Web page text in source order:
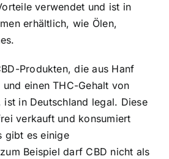
verwendet und ist in
erhältlich, wie Ölen,
Produkten, die aus Hanf
einen THC-Gehalt von
in Deutschland legal. Diese
verkauft und konsumiert
gibt es einige
Beispiel darf CBD nicht als